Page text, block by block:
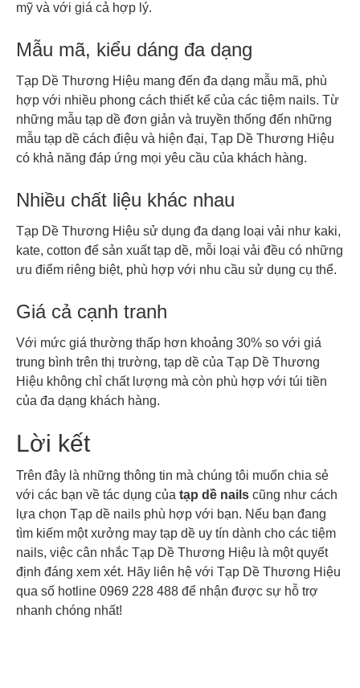
mỹ và với giá cả hợp lý.
Mẫu mã, kiểu dáng đa dạng
Tạp Dề Thương Hiệu mang đến đa dạng mẫu mã, phù
hợp với nhiều phong cách thiết kế của các tiệm nails. Từ
những mẫu tạp dề đơn giản và truyền thống đến những
mẫu tạp dề cách điệu và hiện đại, Tạp Dề Thương Hiệu
có khả năng đáp ứng mọi yêu cầu của khách hàng.
Nhiều chất liệu khác nhau
Tạp Dề Thương Hiệu sử dụng đa dạng loại vải như kaki,
kate, cotton để sản xuất tạp dề, mỗi loại vải đều có những
ưu điểm riêng biệt, phù hợp với nhu cầu sử dụng cụ thể.
Giá cả cạnh tranh
Với mức giá thường thấp hơn khoảng 30% so với giá
trung bình trên thị trường, tạp dề của Tạp Dề Thương
Hiệu không chỉ chất lượng mà còn phù hợp với túi tiền
của đa dạng khách hàng.
Lời kết
Trên đây là những thông tin mà chúng tôi muốn chia sẻ
với các bạn về tác dụng của tạp dề nails cũng như cách
lựa chọn Tạp dề nails phù hợp với bạn. Nếu bạn đang
tìm kiếm một xưởng may tạp dề uy tín dành cho các tiệm
nails, việc cân nhắc Tạp Dề Thương Hiệu là một quyết
định đáng xem xét. Hãy liên hệ với Tạp Dề Thương Hiệu
qua số hotline 0969 228 488 để nhận được sự hỗ trợ
nhanh chóng nhất!